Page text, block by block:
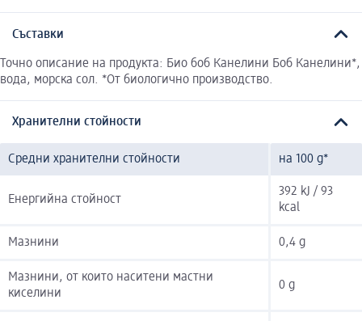
Съставки
Точно описание на продукта: Био боб Канелини Боб Канелини*,
вода, морска сол. *От биологично производство.
Хранителни стойности
Средни хранителни стойности на 100 g*
Енергийна стойност
392 kJ / 93
kcal
Мазнини 0,4 g
Мазнини, от които наситени мастни
киселини
0 g